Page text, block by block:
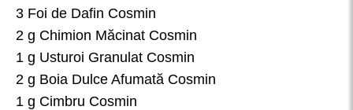
3 Foi de Dafin Cosmin
2 g Chimion Măcinat Cosmin
1 g Usturoi Granulat Cosmin
2 g Boia Dulce Afumată Cosmin
1 g Cimbru Cosmin